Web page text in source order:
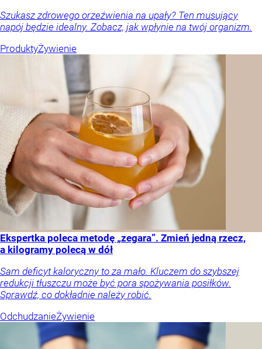
Szukasz zdrowego orzeźwienia na upały? Ten musujący
napój będzie idealny. Zobacz, jak wpłynie na twój organizm.
ProduktyŻywienie
Ekspertka poleca metodę „zegara”. Zmień jedną rzecz,
a kilogramy polecą w dół
Sam deficyt kaloryczny to za mało. Kluczem do szybszej
redukcji tłuszczu może być pora spożywania posiłków.
Sprawdź, co dokładnie należy robić.
OdchudzanieŻywienie